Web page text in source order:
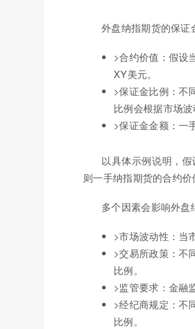
外盘纳指期货的保证
>合约价值：假设
XY美元。
>保证金比例：不
比例会根据市场波
>保证金金额：一
以具体示例说明，
则一手纳指期货的合约
多个因素会影响外盘
>市场波动性：当
>交易所政策：不
比例。
>监管要求：金融
>经纪商规定：不
比例。